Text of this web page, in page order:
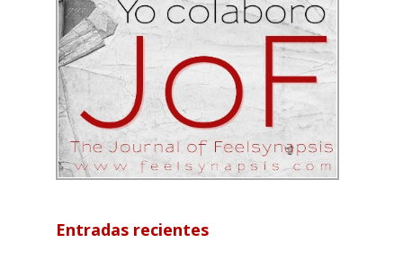
Entradas recientes